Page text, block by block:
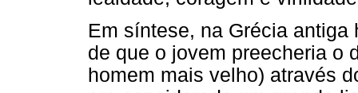
Em síntese, na Grécia
de que o jovem preecheria o
homem mais velho) através